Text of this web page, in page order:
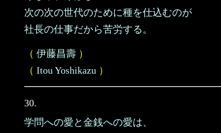
次の次の世代のために種を仕込むのが
社長の仕事だから苦労する。
（ 伊藤昌壽 ）
（ Itou Yoshikazu ）
30.
学問への愛と金銭への愛は、